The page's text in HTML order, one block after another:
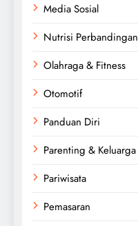
Media Sosial
Nutrisi Perbandingan
Olahraga & Fitness
Otomotif
Panduan Diri
Parenting & Keluarga
Pariwisata
Pemasaran